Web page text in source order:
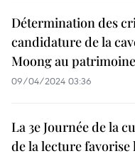
Détermination des
candidature de la
Moong au
09/04/2024 03:36
La 3e Journée de la
de la lecture favorise